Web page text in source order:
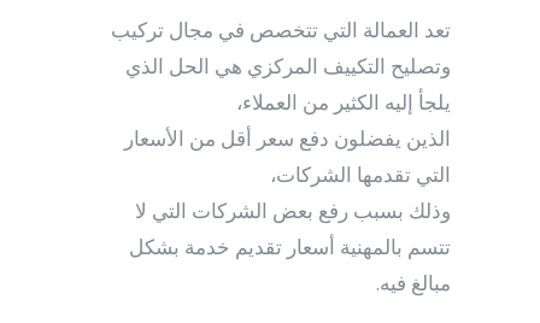
تعد العمالة التي تتخصص في مجال تركيب
وتصليح التكييف المركزي هي الحل الذي
يلجأ إليه الكثير من العملاء،
الذين يفضلون دفع سعر أقل من الأسعار
التي تقدمها الشركات،
وذلك بسبب رفع بعض الشركات التي لا
تتسم بالمهنية أسعار تقديم خدمة بشكل
مبالغ فيه.